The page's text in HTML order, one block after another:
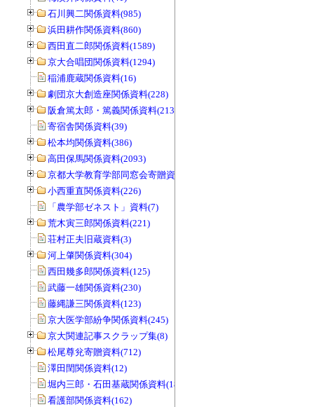
石川興二関係資料(985)
浜田耕作関係資料(860)
西田直二郎関係資料(1589)
京大合唱団関係資料(1294)
稲浦鹿蔵関係資料(16)
劇団京大創造座関係資料(228)
阪倉篤太郎・篤義関係資料(213)
寄宿舎関係資料(39)
松本均関係資料(386)
高田保馬関係資料(2093)
京都大学教育学部同窓会寄贈資料(963)
小西重直関係資料(226)
「農学部ゼネスト」資料(7)
荒木寅三郎関係資料(221)
荘村正夫旧蔵資料(3)
河上肇関係資料(304)
西田幾多郎関係資料(125)
武藤一雄関係資料(230)
藤縄謙三関係資料(123)
京大医学部紛争関係資料(245)
京大関連記事スクラップ集(8)
松尾尊兊寄贈資料(712)
澤田閏関係資料(12)
堀内三郎・石田基蔵関係資料(189)
看護部関係資料(162)